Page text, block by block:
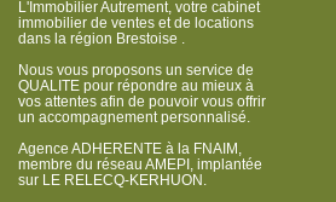
L'Immobilier Autrement, votre cabinet
immobilier de ventes et de locations
dans la région Brestoise .
Nous vous proposons un service de
QUALITE pour répondre au mieux à
vos attentes afin de pouvoir vous offrir
un accompagnement personnalisé.
Agence ADHERENTE à la FNAIM,
membre du réseau AMEPI, implantée
sur LE RELECQ-KERHUON.